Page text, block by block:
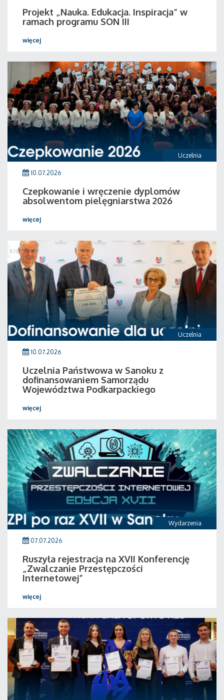
Projekt „Nauka. Edukacja. Inspiracja” w
ramach programu SON III
więcej
Uczelnia
10.07.2026
Czepkowanie i wręczenie dyplomów
absolwentom pielęgniarstwa 2026
więcej
Uczelnia
10.07.2026
Uczelnia Państwowa w Sanoku z
dofinansowaniem Samorządu
Województwa Podkarpackiego
więcej
Wydarzenia
07.07.2026
Ruszyła rejestracja na XVII Konferencję
„Zwalczanie Przestępczości
Internetowej”
więcej